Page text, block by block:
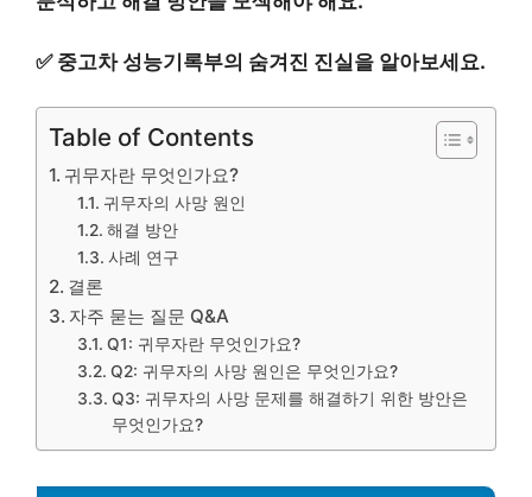
✅ 중고차 성능기록부의 숨겨진 진실을 알아보세요.
Table of Contents
귀무자란 무엇인가요?
귀무자의 사망 원인
해결 방안
사례 연구
결론
자주 묻는 질문 Q&A
Q1: 귀무자란 무엇인가요?
Q2: 귀무자의 사망 원인은 무엇인가요?
Q3: 귀무자의 사망 문제를 해결하기 위한 방안은
무엇인가요?